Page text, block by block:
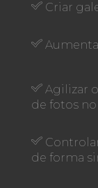
Criar
Agilizar
de fotos
de forma